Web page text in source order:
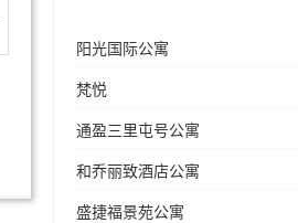
阳光国际公寓
梵悦
通盈三里屯号公寓
和乔丽致酒店公寓
盛捷福景苑公寓